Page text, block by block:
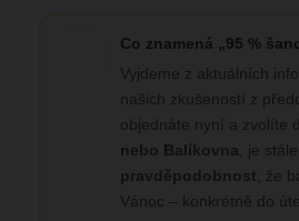
Co znamená „95 %
Vyjdeme z aktuálních
našich zkušeností z
objednáte nyní a zvolíte
nebo Balíkovna , je stále
pravděpodobnost , že
Vánoc – konkrétně do